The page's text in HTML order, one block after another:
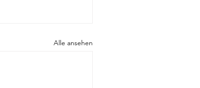
Alle ansehen